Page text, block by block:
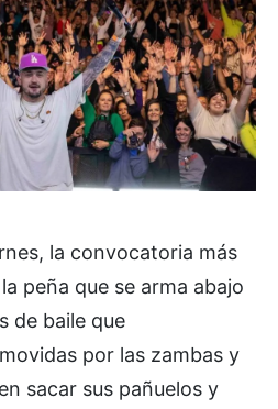
la convocatoria más
peña que se arma abajo
de baile que
por las zambas y
sacar sus pañuelos y